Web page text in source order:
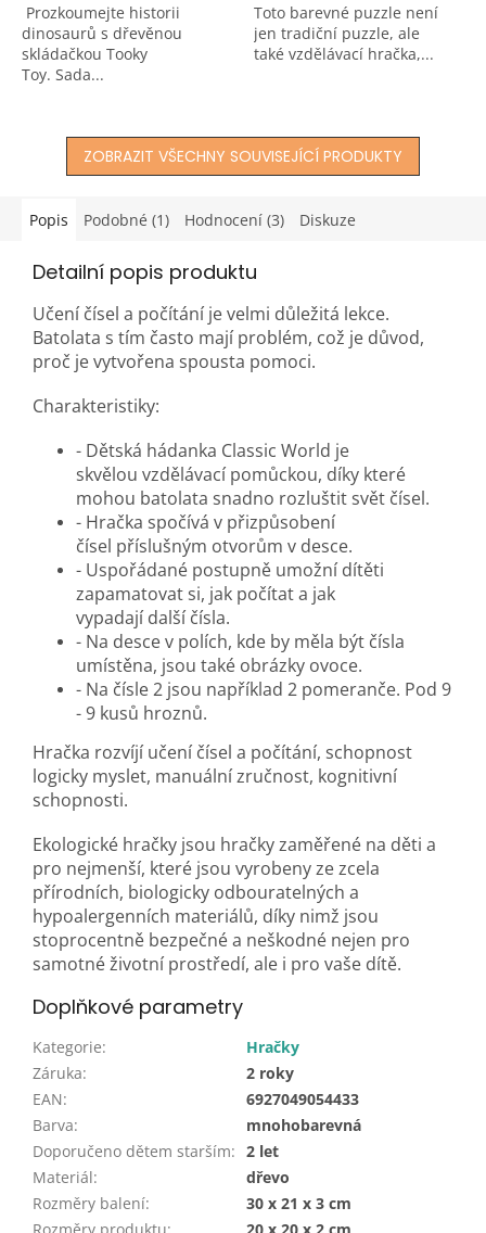
5
hvězdiček.
Prozkoumejte historii
dinosaurů s dřevěnou
skládačkou Tooky
Toy. Sada...
5
hvězdiček.
Toto barevné puzzle není
jen tradiční puzzle, ale
také vzdělávací hračka,...
ZOBRAZIT VŠECHNY SOUVISEJÍCÍ PRODUKTY
Popis Podobné (1) Hodnocení (3) Diskuze
Detailní popis produktu
Učení čísel a počítání je velmi důležitá lekce.
Batolata s tím často mají problém, což je důvod,
proč je vytvořena spousta pomoci.
Charakteristiky:
- Dětská hádanka Classic World je
skvělou vzdělávací pomůckou, díky které
mohou batolata snadno rozluštit svět čísel.
- Hračka spočívá v přizpůsobení
čísel příslušným otvorům v desce.
- Uspořádané postupně umožní dítěti
zapamatovat si, jak počítat a jak
vypadají další čísla.
- Na desce v polích, kde by měla být čísla
umístěna, jsou také obrázky ovoce.
- Na čísle 2 jsou například 2 pomeranče. Pod 9
- 9 kusů hroznů.
Hračka rozvíjí učení čísel a počítání, schopnost
logicky myslet, manuální zručnost, kognitivní
schopnosti.
Ekologické hračky jsou hračky zaměřené na děti a
pro nejmenší, které jsou vyrobeny ze zcela
přírodních, biologicky odbouratelných a
hypoalergenních materiálů, díky nimž jsou
stoprocentně bezpečné a neškodné nejen pro
samotné životní prostředí, ale i pro vaše dítě.
Doplňkové parametry
Kategorie:
Hračky
Záruka:
2 roky
EAN:
6927049054433
Barva:
mnohobarevná
Doporučeno dětem starším: 2 let
Materiál:
dřevo
Rozměry balení:
30 x 21 x 3 cm
Rozměry produktu:
20 x 20 x 2 cm